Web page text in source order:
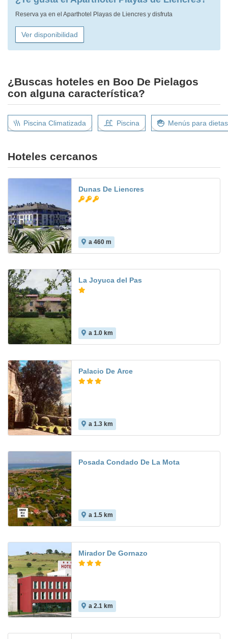
Reserva ya en el Aparthotel Playas de Liencres y disfruta
Ver disponibilidad
¿Buscas hoteles en Boo De Pielagos
con alguna característica?
Piscina Climatizada Piscina Menús para
Hoteles cercanos
Dunas De Liencres
a 460 m
La Joyuca del Pas
a 1.0 km
Palacio De Arce
a 1.3 km
Posada Condado De La Mota
a 1.5 km
Mirador De Gornazo
a 2.1 km